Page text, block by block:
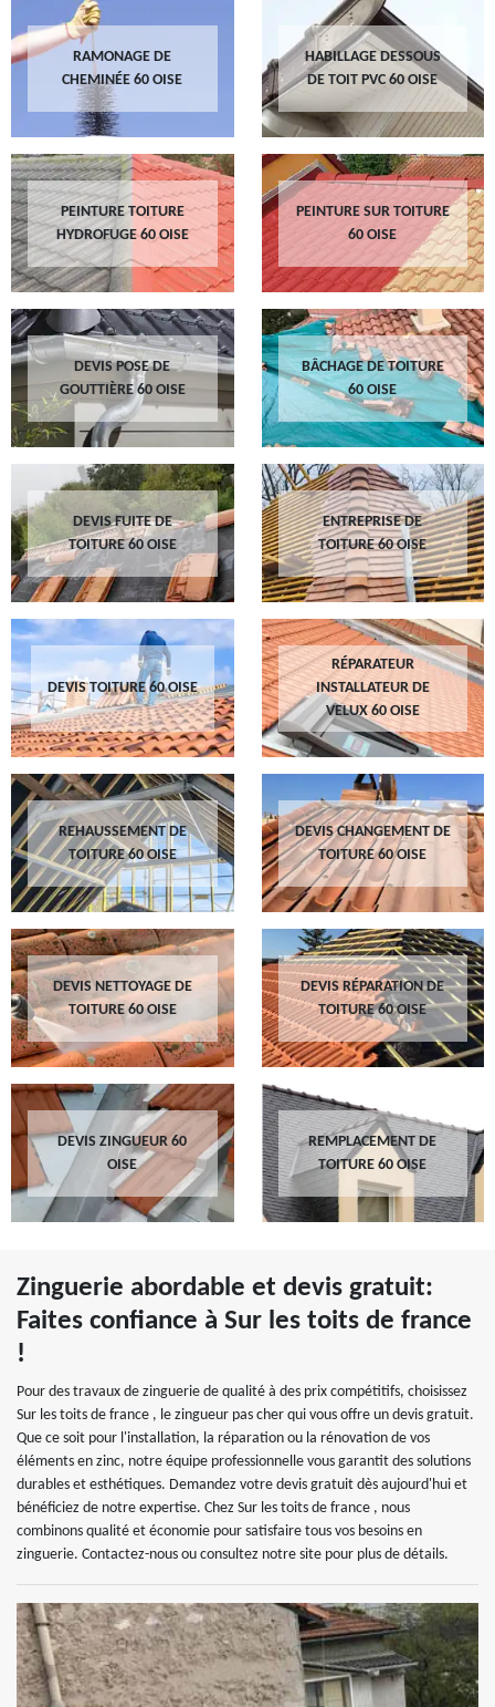
RAMONAGE DE
CHEMINÉE 60 OISE
HABILLAGE DESSOUS
DE TOIT PVC 60 OISE
PEINTURE TOITURE
HYDROFUGE 60 OISE
PEINTURE SUR TOITURE
60 OISE
DEVIS POSE DE
GOUTTIÈRE 60 OISE
BÂCHAGE DE TOITURE
60 OISE
DEVIS FUITE DE
TOITURE 60 OISE
ENTREPRISE DE
TOITURE 60 OISE
DEVIS TOITURE 60 OISE
RÉPARATEUR
INSTALLATEUR DE
VELUX 60 OISE
REHAUSSEMENT DE
TOITURE 60 OISE
DEVIS CHANGEMENT DE
TOITURE 60 OISE
DEVIS NETTOYAGE DE
TOITURE 60 OISE
DEVIS RÉPARATION DE
TOITURE 60 OISE
DEVIS ZINGUEUR 60
OISE
REMPLACEMENT DE
TOITURE 60 OISE
Zinguerie abordable et devis gratuit:
Faites confiance à Sur les toits de france
!
Pour des travaux de zinguerie de qualité à des prix compétitifs, choisissez
Sur les toits de france , le zingueur pas cher qui vous offre un devis gratuit.
Que ce soit pour l'installation, la réparation ou la rénovation de vos
éléments en zinc, notre équipe professionnelle vous garantit des solutions
durables et esthétiques. Demandez votre devis gratuit dès aujourd'hui et
bénéficiez de notre expertise. Chez Sur les toits de france , nous
combinons qualité et économie pour satisfaire tous vos besoins en
zinguerie. Contactez-nous ou consultez notre site pour plus de détails.